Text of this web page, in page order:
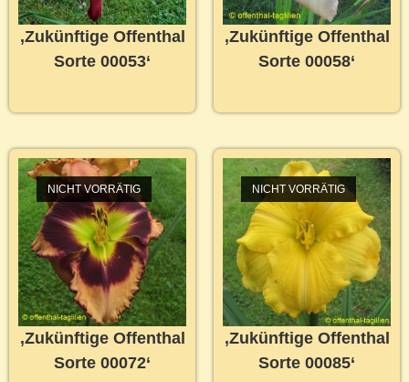
‚Zukünftige Offenthal
Sorte 00053‘
‚Zukünftige Offenthal
Sorte 00058‘
NICHT VORRÄTIG
‚Zukünftige Offenthal
Sorte 00072‘
NICHT VORRÄTIG
‚Zukünftige Offenthal
Sorte 00085‘